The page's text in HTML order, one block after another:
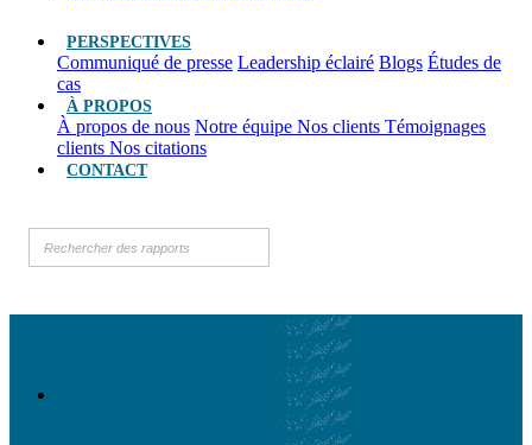
PERSPECTIVES
Communiqué de presse Leadership éclairé Blogs Études de
cas
À PROPOS
À propos de nous Notre équipe Nos clients Témoignages
clients Nos citations
CONTACT